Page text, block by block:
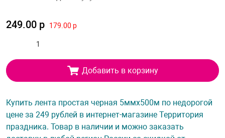
249.00 р 179.00 р
Добавить в корзину
Купить лента простая черная 5ммх500м по недорогой
цене за 249 рублей в интернет-магазине Территория
праздника. Товар в наличии и можно заказать